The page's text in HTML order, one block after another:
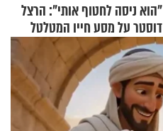
"הוא ניסה לחטוף אותי": הרצל
דוסטר על מסע חייו המטלטל